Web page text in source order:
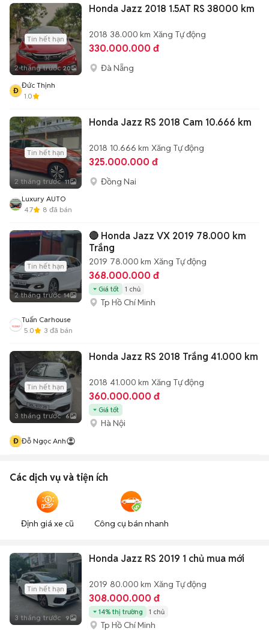
Tin hết hạn
2 tháng trước 20
Honda Jazz 2018 1.5AT RS 38000 km
2018 38.000 km Xăng Tự động
330.000.000 đ
Đà Nẵng
Đ
Đức Thịnh
1.0
Tin hết hạn
2 tháng trước 11
Honda Jazz RS 2018 Cam 10.666 km
2018 10.666 km Xăng Tự động
325.000.000 đ
Đồng Nai
Luxury AUTO
4.7
8 đã bán
Tin hết hạn
2 tháng trước 14
🔴 Honda Jazz VX 2019 78.000 km
Trắng
2019 78.000 km Xăng Tự động
368.000.000 đ
Giá tốt 1 chủ
Tp Hồ Chí Minh
Tuấn Carhouse
5.0
3 đã bán
Tin hết hạn
3 tháng trước 6
Honda Jazz RS 2018 Trắng 41.000 km
2018 41.000 km Xăng Tự động
360.000.000 đ
Giá tốt
Hà Nội
Đ Đỗ Ngọc Anh
Các dịch vụ và tiện ích
Định giá xe cũ Công cụ bán nhanh
Tin hết hạn
3 tháng trước 9
Honda Jazz RS 2019 1 chủ mua mới
2019 80.000 km Xăng Tự động
308.000.000 đ
14% thị trường 1 chủ
Tp Hồ Chí Minh